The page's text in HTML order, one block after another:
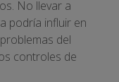
No llevar a
podría influir en
del
controles de